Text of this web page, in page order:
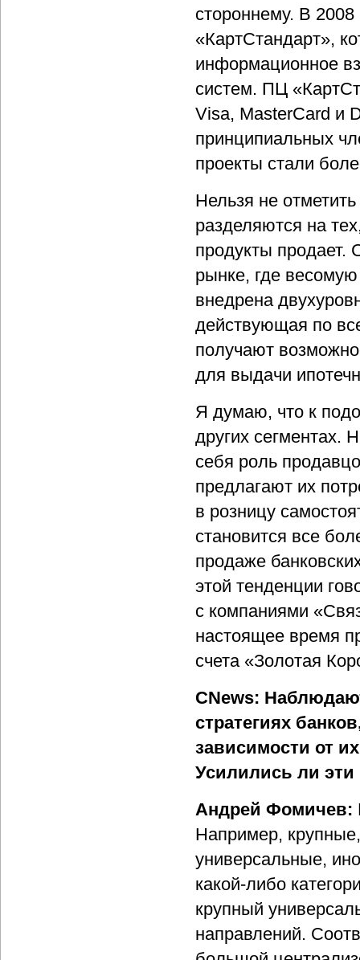
стороннему. В
«КартСтандарт»,
информационное
систем. ПЦ
Visa, MasterCard и
принципиальных
проекты стали
Нельзя не
разделяются на
продукты продает.
рынке, где
внедрена
действующая по
получают
для выдачи
Я думаю, что к
других сегментах.
себя роль
предлагают их
в розницу
становится все
продаже
этой тенденции
с компаниями
настоящее время
счета «Золотая
CNews:
стратегиях
зависимости от
Усилились ли эти
Андрей Фомичев:
Например,
универсальные,
какой-либо
крупный
направлений.